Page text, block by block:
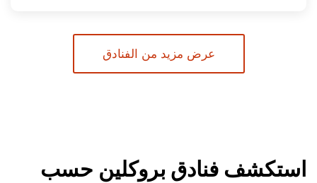
عرض مزيد من الفنادق
استكشف فنادق بروكلين حسب